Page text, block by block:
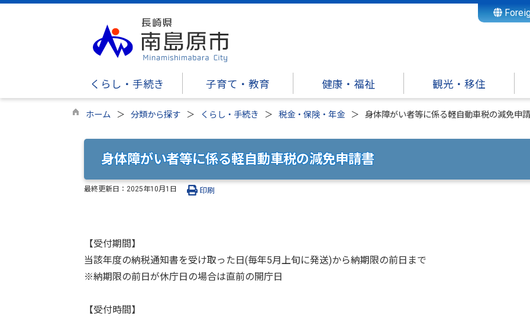
くらし・手続き 子育て・教育 健康・福祉 観光・移住
ホーム 分類から探す くらし・手続き 税金・保険・年金 身体障がい者等に係る軽自動車税の減免申
身体障がい者等に係る軽自動車税の減免申請書
最終更新日： 2025年10月1日 印刷
【受付期間】
当該年度の納税通知書を受け取った日(毎年5月上旬に発送)から納期限の前日まで
※納期限の前日が休庁日の場合は直前の開庁日
【受付時間】